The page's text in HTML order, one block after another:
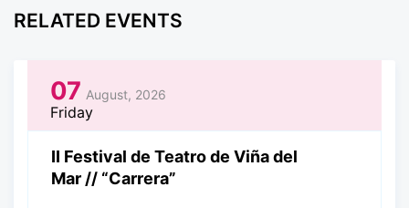
RELATED EVENTS
07 August, 2026
Friday
II Festival de Teatro de Viña del
Mar // “Carrera”